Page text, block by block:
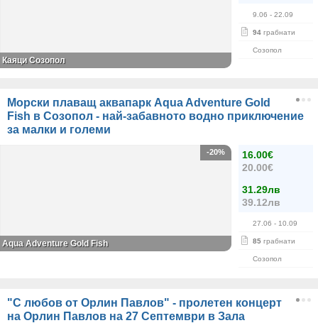
9.06 - 22.09
94 грабнати
Созопол
Каяци Созопол
Морски плаващ аквапарк Aqua Adventure Gold
Fish в Созопол - най-забавното водно приключение
за малки и големи
16.00€
20.00€
31.29лв
39.12лв
27.06 - 10.09
85 грабнати
Созопол
-20%
Aqua Adventure Gold Fish
"С любов от Орлин Павлов" - пролетен концерт
на Орлин Павлов на 27 Септември в Зала